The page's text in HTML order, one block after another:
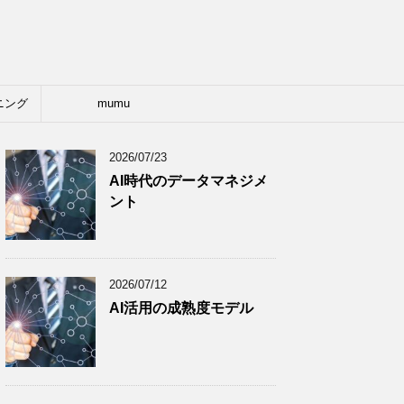
ング mumu
2026/07/23
AI時代のデータマネジメ
ント
2026/07/12
AI活用の成熟度モデル